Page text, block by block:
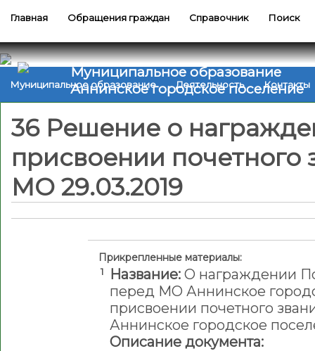
Главная Обращения граждан Справочник Поиск
Муниципальное образование
Аннинское городское поселение
Муниципальное образование Деятельность Контакты
36 Решение о
присвоении
МО 29.03.2019
Прикрепленные материалы:
1 Название: О награждении
перед МО Аннинское
присвоении почетного
Аннинское городское
Описание документа: